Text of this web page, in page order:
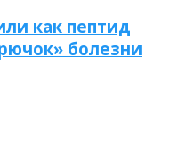
как пептид
болезни